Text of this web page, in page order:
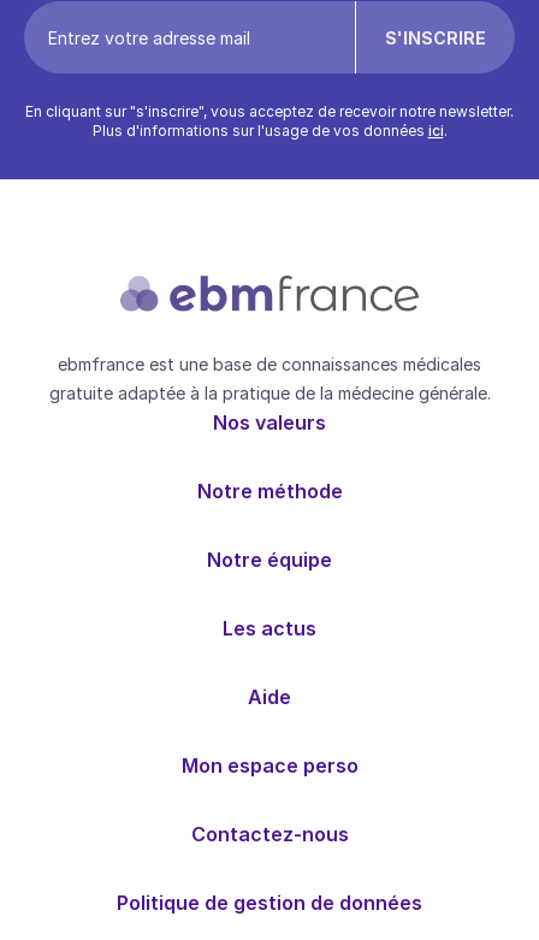
En cliquant sur "s'inscrire", vous acceptez de recevoir notre newsletter.
Plus d'informations sur l'usage de vos données ici.
ebmfrance est une base de connaissances médicales
gratuite adaptée à la pratique de la médecine générale.
Nos valeurs
Notre méthode
Notre équipe
Les actus
Aide
Mon espace perso
Contactez-nous
Politique de gestion de données